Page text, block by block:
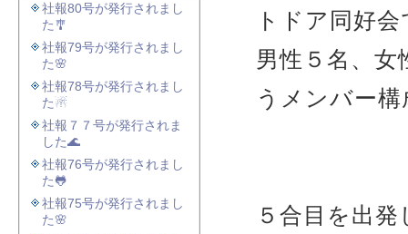
トドア同好
男性５名、
うメンバー
５合目を出
社報80号が発行されまし
た🎐
社報79号が発行されまし
た🌸
社報78号が発行されまし
た☃
社報７７号が発行されま
した🌊
社報76号が発行されまし
た🐸
社報75号が発行されまし
た🌸